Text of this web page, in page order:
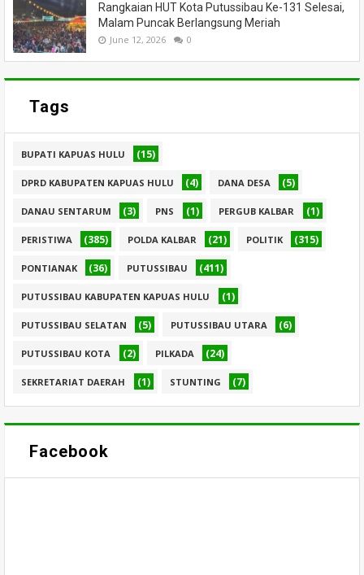
Rangkaian HUT Kota Putussibau Ke-131 Selesai,
Malam Puncak Berlangsung Meriah
June 12, 2026 0
Tags
BUPATI KAPUAS HULU (15)
DPRD KABUPATEN KAPUAS HULU (4) DANA DESA (5)
DANAU SENTARUM (3) PNS (1) PERGUB KALBAR (1)
PERISTIWA (385) POLDA KALBAR (21) POLITIK (315)
PONTIANAK (36) PUTUSSIBAU (411)
PUTUSSIBAU KABUPATEN KAPUAS HULU (1)
PUTUSSIBAU SELATAN (5) PUTUSSIBAU UTARA (6)
PUTUSSIBAU KOTA (2) PILKADA (24)
SEKRETARIAT DAERAH (1) STUNTING (7)
Facebook